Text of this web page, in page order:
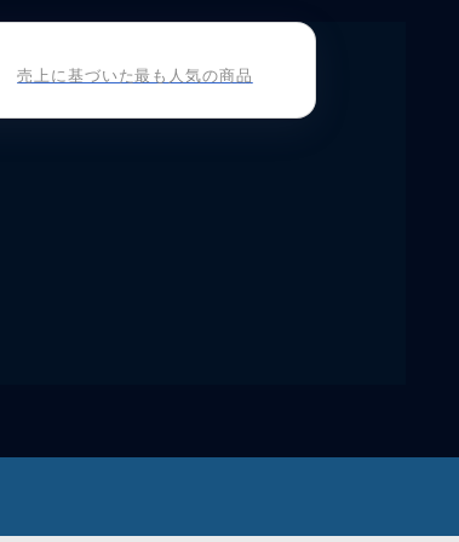
売上に基づいた最も人気の商品